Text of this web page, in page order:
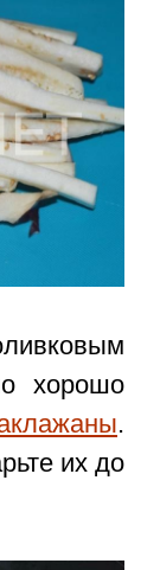
хорошо
.
их до